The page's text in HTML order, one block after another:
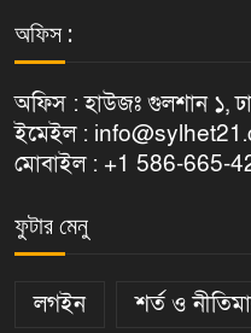
অফিস :
অফিস : হাউজঃ গুলশান ১,
ইমেইল :
মোবাইল : +1 586-665-
ফুটার মেনু
লগইন শর্ত ও